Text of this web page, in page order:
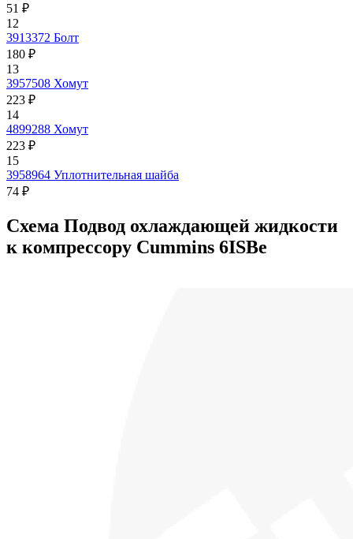
51 ₽
12
3913372 Болт
180 ₽
13
3957508 Хомут
223 ₽
14
4899288 Хомут
223 ₽
15
3958964 Уплотнительная шайба
74 ₽
Схема Подвод охлаждающей жидкости
к компрессору Cummins 6ISBe